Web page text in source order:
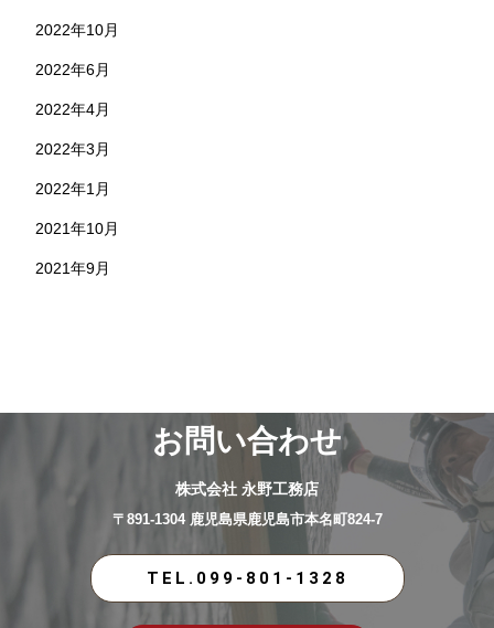
2022年10月
2022年6月
2022年4月
2022年3月
2022年1月
2021年10月
2021年9月
お問い合わせ
株式会社 永野工務店
〒891-1304 鹿児島県鹿児島市本名町824-7
TEL.099-801-1328